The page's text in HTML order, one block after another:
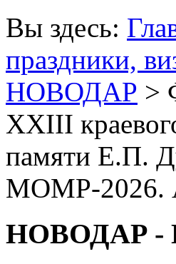
Вы здесь:
праздники,
НОВОДАР >
XXIII
памяти Е.П.
МОМР-2026.
НОВОДАР -